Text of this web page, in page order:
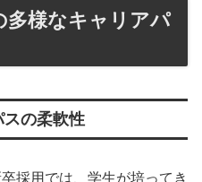
多様なキャリアパ
の柔軟性
採用では、学生が培ってき